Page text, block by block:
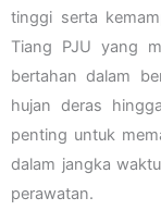
tinggi serta
Tiang PJU yang
bertahan dalam
hujan deras
penting untuk
dalam jangka
perawatan.